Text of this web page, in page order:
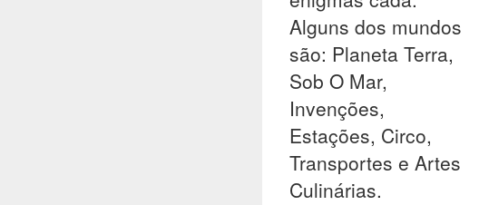
Alguns dos mundos
são: Planeta Terra,
Sob O Mar,
Invenções,
Estações, Circo,
Transportes e Artes
Culinárias.